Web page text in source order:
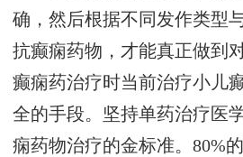
确，然后根据不同发作类型
抗癫痫药物，才能真正做到
癫痫药治疗时当前治疗小儿
全的手段。坚持单药治疗医
痫药物治疗的金标准。80%